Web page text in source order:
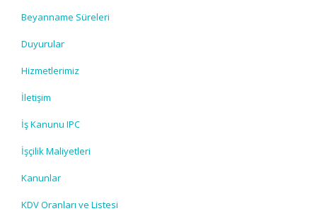
Beyanname Süreleri
Duyurular
Hizmetlerimiz
İletişim
İş Kanunu IPC
İşçilik Maliyetleri
Kanunlar
KDV Oranları ve Listesi